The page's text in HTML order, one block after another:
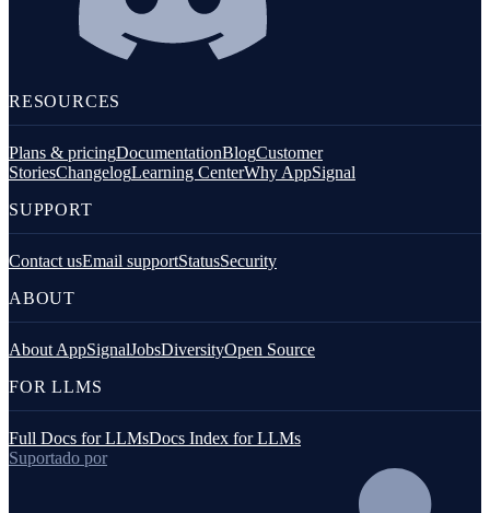
RESOURCES
Plans & pricingDocumentationBlogCustomer
StoriesChangelogLearning CenterWhy AppSignal
SUPPORT
Contact usEmail supportStatusSecurity
ABOUT
About AppSignalJobsDiversityOpen Source
FOR LLMS
Full Docs for LLMsDocs Index for LLMs
Suportado por